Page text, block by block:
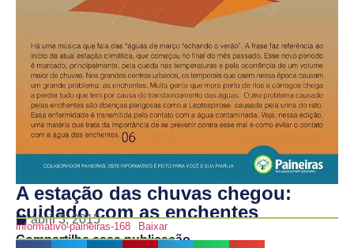
A estação das chuvas chegou:
cuidado com as enchentes
abril 3, 2015
informativo-paineiras-168 Baixar
Compartilhe essa publicação